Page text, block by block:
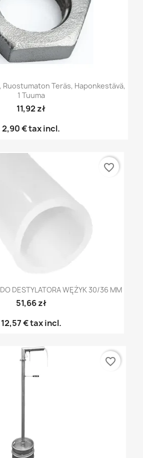
Ruostumaton Teräs, Haponkestävä,
1 Tuuma
11,92 zł
2,90 €tax incl.
DESTYLATORA WĘŻYK 30/36 MM
51,66 zł
12,57 €tax incl.
favorite_border
favorite_border